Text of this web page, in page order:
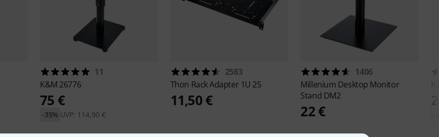
11
K&M 26776
75 €
UVP: 114,90 €
-35%
2583
Thon Rack Adapter 1U 25
11,50 €
1406
Millenium Desktop Monitor
Stand DM2
22 €